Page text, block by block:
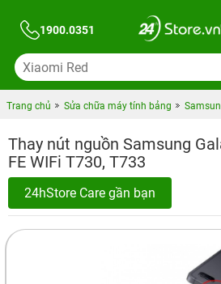
1900.0351
Trang chủ Sửa chữa máy tính bảng
Thay nút nguồn Samsung
FE WIFi T730, T733
24hStore Care gần bạn